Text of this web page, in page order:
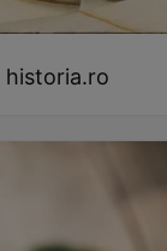
historia.ro